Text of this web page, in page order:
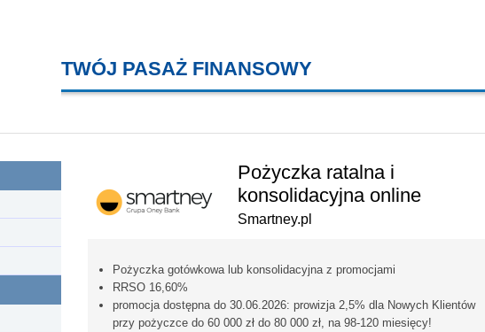
TWÓJ PASAŻ FINANSOWY
Pożyczka ratalna i
konsolidacyjna online
Smartney.pl
Pożyczka gotówkowa lub konsolidacyjna z promocjami
RRSO 16,60%
promocja dostępna do 30.06.2026: prowizja 2,5% dla Nowych Klientów
przy pożyczce do 60 000 zł do 80 000 zł, na 98-120 miesięcy!